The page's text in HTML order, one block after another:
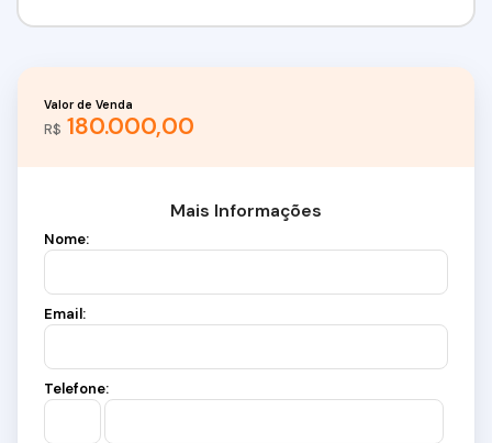
R$ 180.000,00
Valor de Venda
Mais Informações
Nome:
Email:
Telefone: